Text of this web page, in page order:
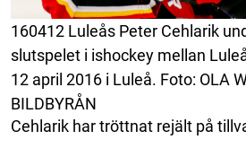
160412 Luleås Peter Cehlarik
slutspelet i ishockey mellan
12 april 2016 i Luleå. Foto: OLA
BILDBYRÅN
Cehlarik har tröttnat rejält på